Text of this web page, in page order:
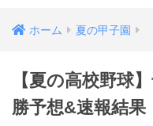
ホーム 夏の甲子園
【夏の高校野球
勝予想&速報結果